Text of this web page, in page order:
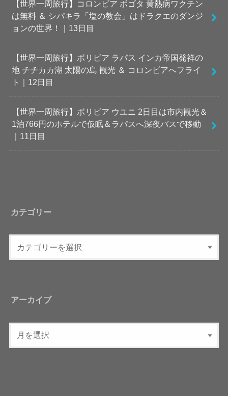
【世界一周旅行】コロンビア ボゴタ 黄熱病ワクチン
は無料 ＆ シパキラ「塩の教会」はドラクエのダンジ
ョンの世界！｜13日目
【世界一周旅行】ボリビア ラパス インカ帝国発祥の
地 チチカカ湖 太陽の島 観光 ＆ コロンビアへフライ
ト｜12日目
【世界一周旅行】ボリビア ウユニ 2日目は市内観光＆
1泊766円のホテルで仮眠＆ラパスへ深夜バスで移動
｜11日目
カテゴリー
アーカイブ